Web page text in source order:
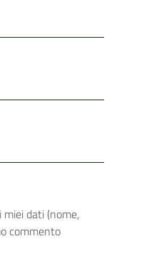
dati (nome,
commento